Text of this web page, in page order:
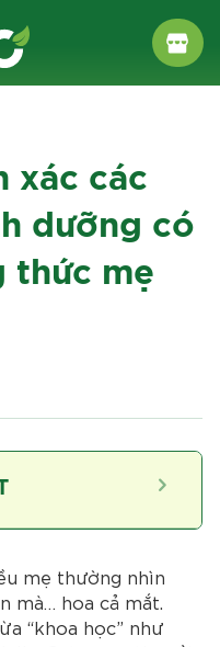
xác các
dưỡng có
thức mẹ
mẹ thường nhìn
mà… hoa cả mắt.
“khoa học” như